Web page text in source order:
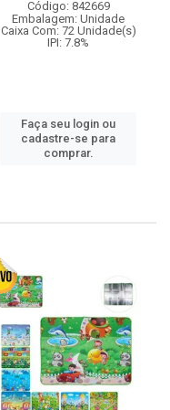
Código: 842669
Embalagem: Unidade
Caixa Com: 72 Unidade(s)
IPI: 7.8%
Faça seu login ou
cadastre-se para
comprar.